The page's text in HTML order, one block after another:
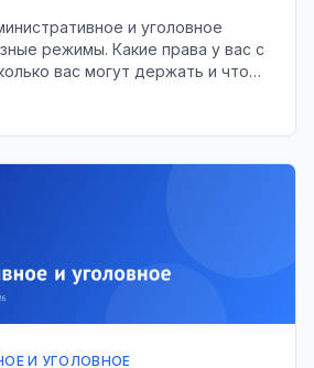
и уголовное
режимы. Какие права у вас с
вас могут держать и что
И УГОЛОВНОЕ